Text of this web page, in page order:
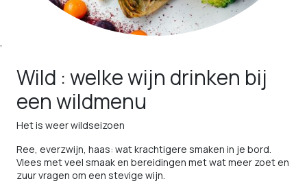
,
Wild : welke wijn drinken bij
een wildmenu
Het is weer wildseizoen
Ree, everzwijn, haas: wat krachtigere smaken in je bord.
Vlees met veel smaak en bereidingen met wat meer zoet en
zuur vragen om een stevige wijn.